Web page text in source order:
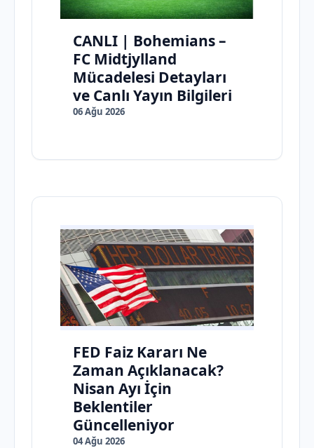
CANLI | Bohemians –
FC Midtjylland
Mücadelesi Detayları
ve Canlı Yayın Bilgileri
06 Ağu 2026
FED Faiz Kararı Ne
Zaman Açıklanacak?
Nisan Ayı İçin
Beklentiler
Güncelleniyor
04 Ağu 2026